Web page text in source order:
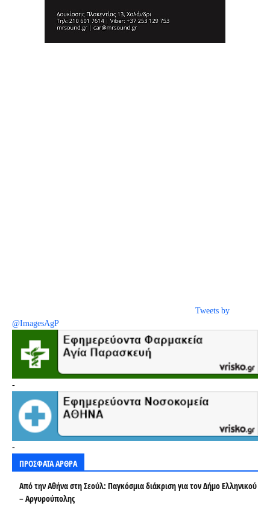
Tweets by
@ImagesAgP
-
-
ΠΡΟΣΦΑΤΑ ΑΡΘΡΑ
Από την Αθήνα στη Σεούλ: Παγκόσμια διάκριση για τον Δήμο Ελληνικού
– Αργυρούπολης